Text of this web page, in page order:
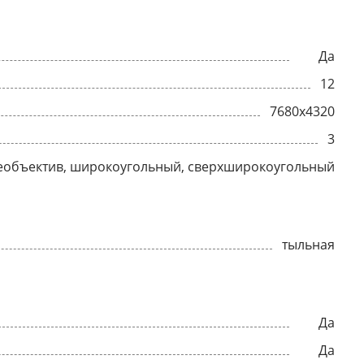
Да
12
7680x4320
3
широкоугольный, сверхширокоугольный
тыльная
Да
Да